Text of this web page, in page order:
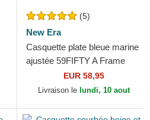
(5)
New Era
Casquette plate bleue marine
ajustée 59FIFTY A Frame
Championship Side Flag
Boston Red Sox MLB...
EUR 58,95
Livraison le lundi, 10 aout